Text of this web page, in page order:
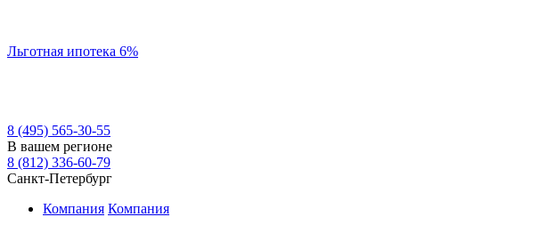
Льготная ипотека 6%
8 (495) 565-30-55
В вашем регионе
8 (812) 336-60-79
Санкт-Петербург
Компания Компания